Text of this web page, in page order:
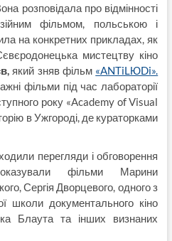
розповідала про відмінності
фільмом, польською і
на конкретних прикладах, як
мистецтву кіно
який зняв фільм «ANTiLЮDi».
фільми під час лабораторії
року «Academy of Visual
в Ужгороді, де кураторками
перегляди і обговорення
фільми Марини
Сергія Дворцевого, одного з
школи документального кіно
Блаута та інших визнаних